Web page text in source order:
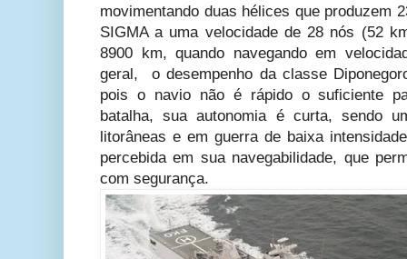
movimentando duas hélices que produzem
SIGMA a uma velocidade de 28 nós (52
8900 km, quando navegando em
geral, o desempenho da classe
pois o navio não é rápido o suficiente
batalha, sua autonomia é curta, sendo
litorâneas e em guerra de baixa
percebida em sua navegabilidade, que
com segurança.